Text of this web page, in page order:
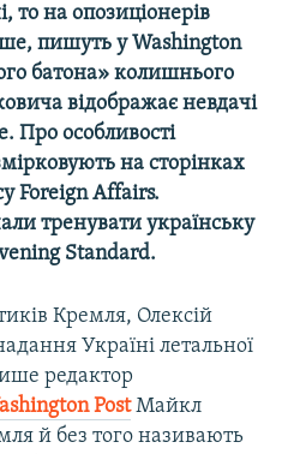
то на опозиціонерів
пишуть у Washington
батона» колишнього
відображає невдачі
. Про особливості
на сторінках
ForeignAffairs.
тренувати українську
Standard.
Кремля, Олексій
Україні летальної
редактор
PostМайкл
й без того називають